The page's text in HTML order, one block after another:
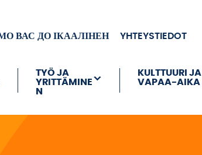
ВАС ДО ІКААЛІНЕН YHTEYSTIEDOT
TYÖ JA
YRITTÄMINE
N
KULTTUURI JA
VAPAA-AIKA